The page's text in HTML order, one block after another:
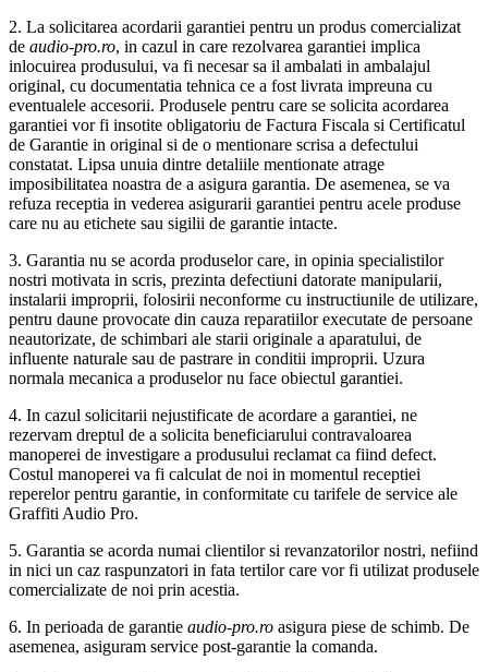
2. La solicitarea acordarii garantiei pentru un produs comercializat
de audio-pro.ro, in cazul in care rezolvarea garantiei implica
inlocuirea produsului, va fi necesar sa il ambalati in ambalajul
original, cu documentatia tehnica ce a fost livrata impreuna cu
eventualele accesorii. Produsele pentru care se solicita acordarea
garantiei vor fi insotite obligatoriu de Factura Fiscala si Certificatul
de Garantie in original si de o mentionare scrisa a defectului
constatat. Lipsa unuia dintre detaliile mentionate atrage
imposibilitatea noastra de a asigura garantia. De asemenea, se va
refuza receptia in vederea asigurarii garantiei pentru acele produse
care nu au etichete sau sigilii de garantie intacte.
3. Garantia nu se acorda produselor care, in opinia specialistilor
nostri motivata in scris, prezinta defectiuni datorate manipularii,
instalarii improprii, folosirii neconforme cu instructiunile de utilizare,
pentru daune provocate din cauza reparatiilor executate de persoane
neautorizate, de schimbari ale starii originale a aparatului, de
influente naturale sau de pastrare in conditii improprii. Uzura
normala mecanica a produselor nu face obiectul garantiei.
4. In cazul solicitarii nejustificate de acordare a garantiei, ne
rezervam dreptul de a solicita beneficiarului contravaloarea
manoperei de investigare a produsului reclamat ca fiind defect.
Costul manoperei va fi calculat de noi in momentul receptiei
reperelor pentru garantie, in conformitate cu tarifele de service ale
Graffiti Audio Pro.
5. Garantia se acorda numai clientilor si revanzatorilor nostri, nefiind
in nici un caz raspunzatori in fata tertilor care vor fi utilizat produsele
comercializate de noi prin acestia.
6. In perioada de garantie audio-pro.ro asigura piese de schimb. De
asemenea, asiguram service post-garantie la comanda.